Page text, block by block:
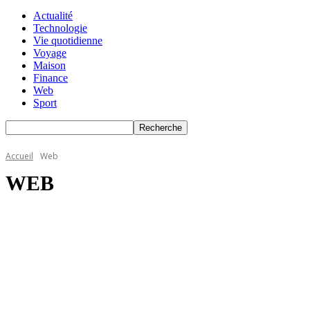
Actualité
Technologie
Vie quotidienne
Voyage
Maison
Finance
Web
Sport
Accueil Web
WEB